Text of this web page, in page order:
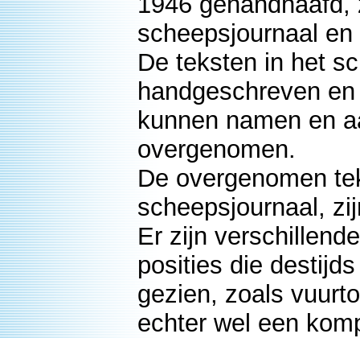
scheepsjournaal
De teksten in het
handgeschreven
kunnen namen en
overgenomen.
De overgenomen
scheepsjournaal,
Er zijn
posities die
gezien, zoals
echter wel een